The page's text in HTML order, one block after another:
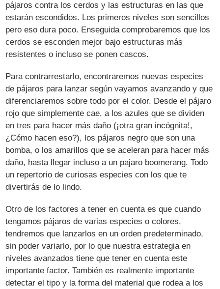
pájaros contra los cerdos y las estructuras en las que
estarán escondidos. Los primeros niveles son sencillos
pero eso dura poco. Enseguida comprobaremos que los
cerdos se esconden mejor bajo estructuras más
resistentes o incluso se ponen cascos.
Para contrarrestarlo, encontraremos nuevas especies
de pájaros para lanzar según vayamos avanzando y que
diferenciaremos sobre todo por el color. Desde el pájaro
rojo que simplemente cae, a los azules que se dividen
en tres para hacer más daño (¡otra gran incógnita!,
¿Cómo hacen eso?), los pájaros negro que son una
bomba, o los amarillos que se aceleran para hacer más
daño, hasta llegar incluso a un pajaro boomerang. Todo
un repertorio de curiosas especies con los que te
divertirás de lo lindo.
Otro de los factores a tener en cuenta es que cuando
tengamos pájaros de varias especies o colores,
tendremos que lanzarlos en un orden predeterminado,
sin poder variarlo, por lo que nuestra estrategia en
niveles avanzados tiene que tener en cuenta este
importante factor. También es realmente importante
detectar el tipo y la forma del material que rodea a los